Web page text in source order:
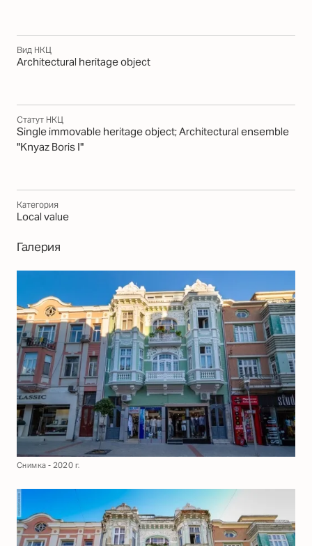
Вид НКЦ
Architectural heritage object
Статут НКЦ
Single immovable heritage object; Architectural ensemble
"Knyaz Boris I"
Категория
Local value
Галерия
Снимка - 2020 г.